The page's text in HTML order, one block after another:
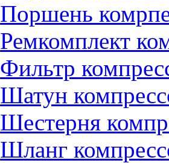
Поршень
Ремкомплект
Фильтр
Шатун
Шестерня
Шланг